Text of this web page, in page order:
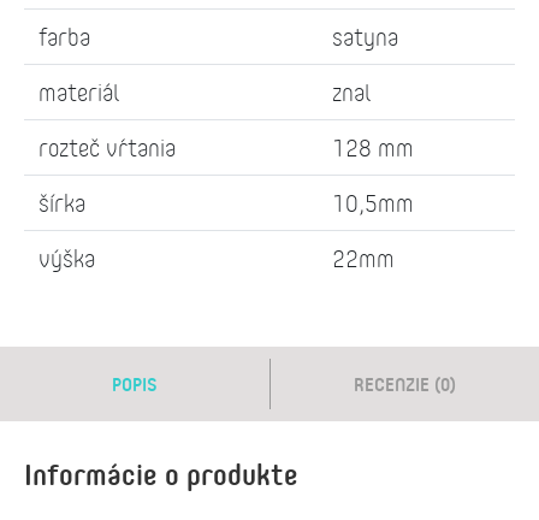
farba
satyna
materiál
znal
rozteč vŕtania
128 mm
šírka
10,5mm
výška
22mm
POPIS RECENZIE (0)
Informácie o produkte